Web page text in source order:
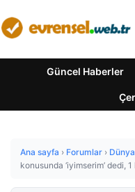
Güncel Haberler
Ana sayfa › Forumlar › Dünya
konusunda ‘iyimserim’ dedi,